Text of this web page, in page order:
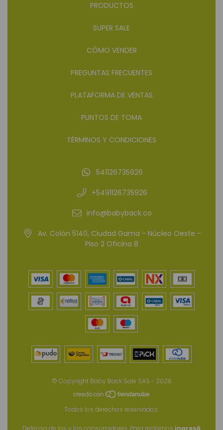
PRODUCTOS
SUPER SALE
CÓMO VENDER
PREGUNTAS FRECUENTES
PLATAFORMA DE VENTAS
PUNTOS DE TOMA
TÉRMINOS Y CONDICIONES
541126735926
+5491126735926
info@babyback.co
Av. Colón 5140, Ciudad Gama - Núcleo Oeste -
Piso 2 Oficina 8
© Copyright Baby Back Sale SAS - 2026
Todos los derechos reservados.
Defensa de las y los consumidores. Para reclamos ingresá